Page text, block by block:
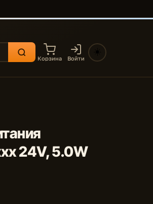
Корзина Войти
24V, 5.0W